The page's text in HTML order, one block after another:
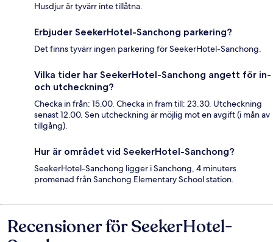
Husdjur är tyvärr inte tillåtna.
Erbjuder SeekerHotel-Sanchong parkering?
Det finns tyvärr ingen parkering för SeekerHotel-Sanchong.
Vilka tider har SeekerHotel-Sanchong angett för in-
och utcheckning?
Checka in från: 15.00. Checka in fram till: 23.30. Utcheckning
senast 12.00. Sen utcheckning är möjlig mot en avgift (i mån av
tillgång).
Hur är området vid SeekerHotel-Sanchong?
SeekerHotel-Sanchong ligger i Sanchong, 4 minuters
promenad från Sanchong Elementary School station.
Recensioner
Recensioner för SeekerHotel-